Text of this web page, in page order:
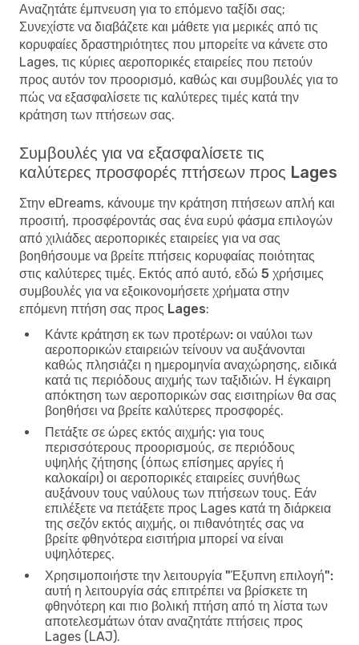
Αναζητάτε έμπνευση για το επόμενο ταξίδι σας;
Συνεχίστε να διαβάζετε και μάθετε για μερικές από τις
κορυφαίες δραστηριότητες που μπορείτε να κάνετε στο
Lages, τις κύριες αεροπορικές εταιρείες που πετούν
προς αυτόν τον προορισμό, καθώς και συμβουλές για το
πώς να εξασφαλίσετε τις καλύτερες τιμές κατά την
κράτηση των πτήσεων σας.
Συμβουλές για να εξασφαλίσετε τις
καλύτερες προσφορές πτήσεων προς Lages
Στην eDreams, κάνουμε την κράτηση πτήσεων απλή και
προσιτή, προσφέροντάς σας ένα ευρύ φάσμα επιλογών
από χιλιάδες αεροπορικές εταιρείες για να σας
βοηθήσουμε να βρείτε πτήσεις κορυφαίας ποιότητας
στις καλύτερες τιμές. Εκτός από αυτό, εδώ 5 χρήσιμες
συμβουλές για να εξοικονομήσετε χρήματα στην
επόμενη πτήση σας προς Lages:
Κάντε κράτηση εκ των προτέρων: οι ναύλοι των
αεροπορικών εταιρειών τείνουν να αυξάνονται
καθώς πλησιάζει η ημερομηνία αναχώρησης, ειδικά
κατά τις περιόδους αιχμής των ταξιδιών. Η έγκαιρη
απόκτηση των αεροπορικών σας εισιτηρίων θα σας
βοηθήσει να βρείτε καλύτερες προσφορές.
Πετάξτε σε ώρες εκτός αιχμής: για τους
περισσότερους προορισμούς, σε περιόδους
υψηλής ζήτησης (όπως επίσημες αργίες ή
καλοκαίρι) οι αεροπορικές εταιρείες συνήθως
αυξάνουν τους ναύλους των πτήσεων τους. Εάν
επιλέξετε να πετάξετε προς Lages κατά τη διάρκεια
της σεζόν εκτός αιχμής, οι πιθανότητές σας να
βρείτε φθηνότερα εισιτήρια μπορεί να είναι
υψηλότερες.
Χρησιμοποιήστε την λειτουργία "Έξυπνη επιλογή":
αυτή η λειτουργία σάς επιτρέπει να βρίσκετε τη
φθηνότερη και πιο βολική πτήση από τη λίστα των
αποτελεσμάτων όταν αναζητάτε πτήσεις προς
Lages (LAJ).